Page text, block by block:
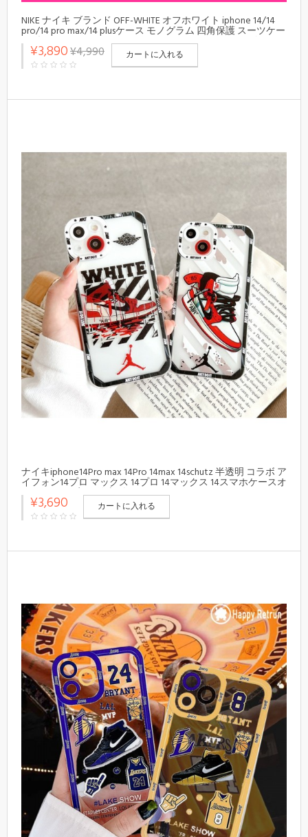
NIKE ナイキ ブランド OFF-WHITE オフホワイト iphone 14/14
pro/14 pro max/14 plusケース モノグラム 四角保護 スーツケー
ス型 カラー アイフォン14/13/12/11カバー コピー メンズ レデ
ィーズ
¥3,890¥4,990 カートに入れる
ナイキiphone14Pro max 14Pro 14max 14schutz 半透明 コラボ ア
イフォン14プロ マックス 14プロ 14マックス 14スマホケースオ
フ-ホワイト 安い 値上げ Air Jordaniphone13Pro max 14Pro 13カ
バー ティーン
¥3,690 カートに入れる